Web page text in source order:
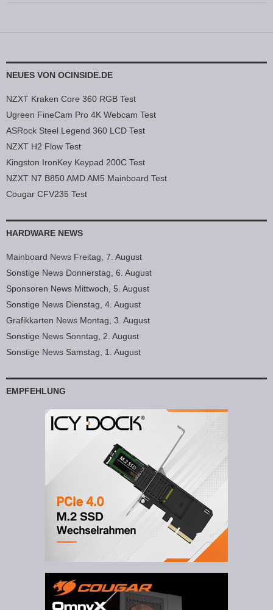
NEUES VON OCINSIDE.DE
NZXT Kraken Core 360 RGB Test
Ugreen FineCam Pro 4K Webcam Test
ASRock Steel Legend 360 LCD Test
NZXT H2 Flow Test
Kingston IronKey Keypad 200C Test
NZXT N7 B850 AMD AM5 Mainboard Test
Cougar CFV235 Test
HARDWARE NEWS
Mainboard News Freitag, 7. August
Sonstige News Donnerstag, 6. August
Sponsoren News Mittwoch, 5. August
Sonstige News Dienstag, 4. August
Grafikkarten News Montag, 3. August
Sonstige News Sonntag, 2. August
Sonstige News Samstag, 1. August
EMPFEHLUNG